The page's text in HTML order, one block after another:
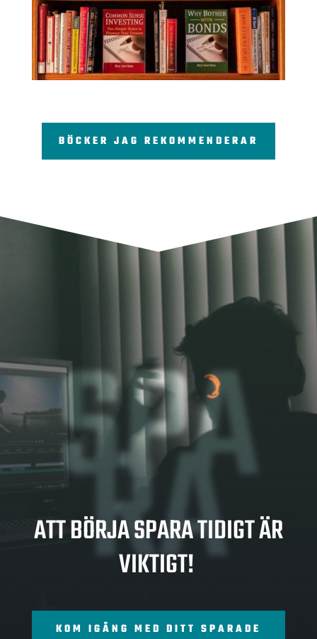
BÖCKER JAG REKOMMENDERAR
SPA
RA
ATT BÖRJA SPARA TIDIGT ÄR
VIKTIGT!
KOM IGÅNG MED DITT SPARADE